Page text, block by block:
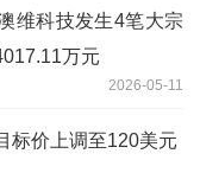
维科技发生4笔大宗
万元
2026-05-11
标价上调至120美元